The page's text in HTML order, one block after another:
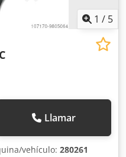
1 / 5
Llamar
vehículo: 280261